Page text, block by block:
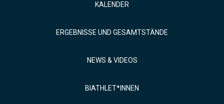
KALENDER
ERGEBNISSE UND GESAMTSTÄNDE
NEWS & VIDEOS
BIATHLET*INNEN